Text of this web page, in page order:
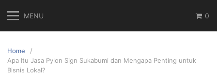
content
MENU 0
Home
Apa Itu Jasa Pylon Sign Sukabumi dan Mengapa Penting untuk
Bisnis Lokal?